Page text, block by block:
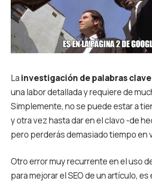
La investigación de palabras clave
una labor detallada y requiere de
Simplemente, no se puede estar a
y otra vez hasta dar en el clavo -de
pero perderás demasiado tiempo en
Otro error muy recurrente en el uso
para mejorar el SEO de un artículo,